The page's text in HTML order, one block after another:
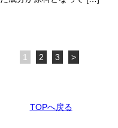
1 2 3 >
TOPへ戻る